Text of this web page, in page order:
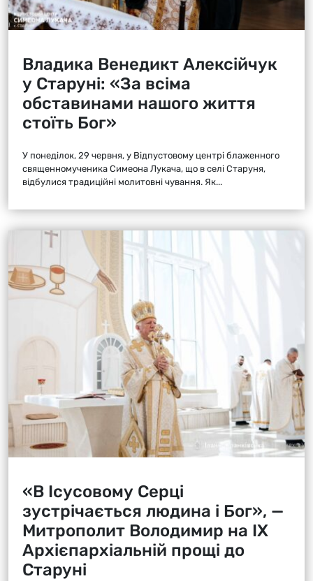
Владика Венедикт Алексійчук
у Старуні: «За всіма
обставинами нашого життя
стоїть Бог»
У понеділок, 29 червня, у Відпустовому центрі блаженного
священномученика Симеона Лукача, що в селі Старуня,
відбулися традиційні молитовні чування. Як...
«В Ісусовому Серці
зустрічається людина і Бог», —
Митрополит Володимир на ІХ
Архієпархіальній прощі до
Старуні